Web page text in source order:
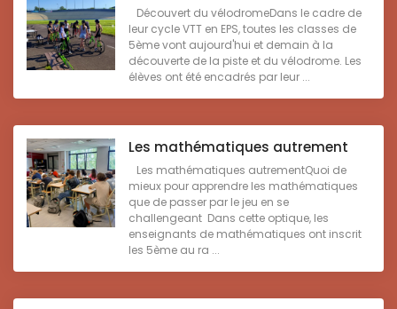
Découvert du vélodromeDans le cadre de
leur cycle VTT en EPS, toutes les classes de
5ème vont aujourd'hui et demain à la
découverte de la piste et du vélodrome. Les
élèves ont été encadrés par leur ...
Les mathématiques autrement
Les mathématiques autrementQuoi de
mieux pour apprendre les mathématiques
que de passer par le jeu en se
challengeant Dans cette optique, les
enseignants de mathématiques ont inscrit
les 5ème au ra ...